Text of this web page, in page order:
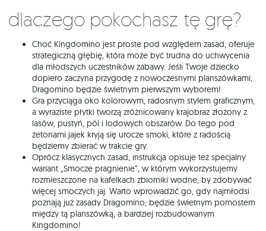
Dlaczego pokochasz tę grę?
Choć Kingdomino jest proste pod względem zasad, oferuje
strategiczną głębię, która może być trudna do uchwycenia
dla młodszych uczestników zabawy. Jeśli Twoje dziecko
dopiero zaczyna przygodę z nowoczesnymi planszówkami,
Dragomino będzie świetnym pierwszym wyborem!
Gra przyciąga oko kolorowym, radosnym stylem graficznym,
a wyraziste płytki tworzą zróżnicowany krajobraz złożony z
lasów, pustyń, pól i lodowych obszarów. Do tego pod
żetonami jajek kryją się urocze smoki, które z radością
będziemy zbierać w trakcie gry.
Oprócz klasycznych zasad, instrukcja opisuje też specjalny
wariant „Smocze pragnienie”, w którym wykorzystujemy
rozmieszczone na kafelkach zbiorniki wodne, by zdobywać
więcej smoczych jaj. Warto wprowadzić go, gdy najmłodsi
poznają już zasady Dragomino; będzie świetnym pomostem
między tą planszówką, a bardziej rozbudowanym
Kingdomino!